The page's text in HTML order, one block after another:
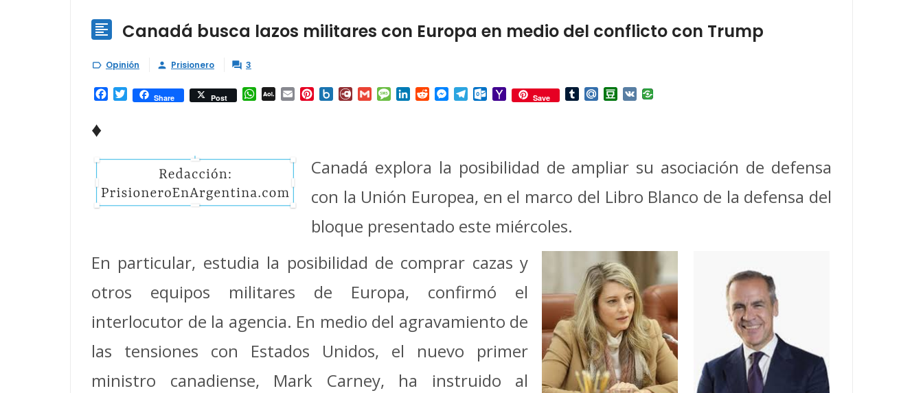
 Canadá busca lazos militares con Europa en medio del conflicto con Trump
 Opinión  Prisionero  3
Facebook
TwitterShare Post WhatsApp
AOL Email Pinterest
Box.netDiary.RuGmailMessage
LinkedInRedditMessenger
TelegramOutlook.com
YahooSave TumblrMail.RuDouban
VK
♦
Canadá explora la posibilidad de ampliar su asociación de defensa
con la Unión Europea, en el marco del Libro Blanco de la defensa del
bloque presentado este miércoles.
En particular, estudia la posibilidad de comprar cazas y
otros equipos militares de Europa, confirmó el
interlocutor de la agencia. En medio del agravamiento de
las tensiones con Estados Unidos, el nuevo primer
ministro canadiense, Mark Carney, ha instruido al